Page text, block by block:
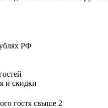
РФ
и скидки
гостя свыше 2